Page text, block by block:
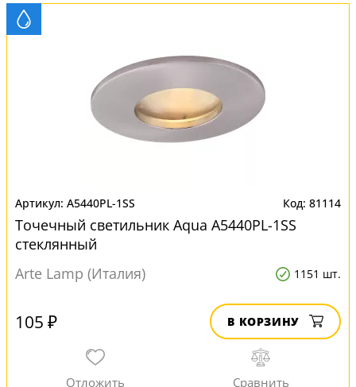
A5440PL-1SS 81114
Точечный светильник Aqua A5440PL-1SS
стеклянный
Arte Lamp (Италия)
1151 шт.
105 ₽ В КОРЗИНУ